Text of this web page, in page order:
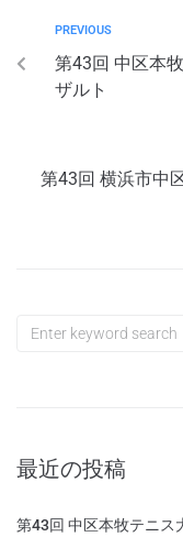
PREVIOUS
第43回 中区本
ザルト
第43回 横浜市中
最近の投稿
第43回 中区本牧テニス